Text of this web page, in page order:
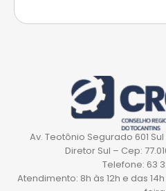
Av. Teotônio Segurado 601
Diretor Sul – Cep:
Telefone: 63
Atendimento: 8h às 12h e das